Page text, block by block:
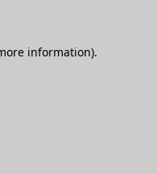
information).